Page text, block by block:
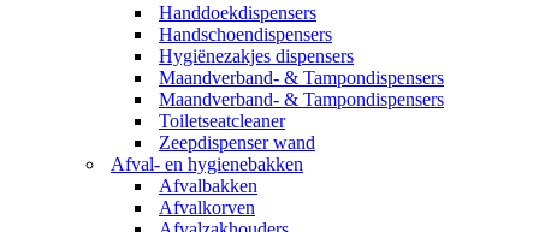
Handdoekdispensers
Handschoendispensers
Hygiënezakjes dispensers
Maandverband- & Tampondispensers
Maandverband- & Tampondispensers
Toiletseatcleaner
Zeepdispenser wand
Afval- en hygienebakken
Afvalbakken
Afvalkorven